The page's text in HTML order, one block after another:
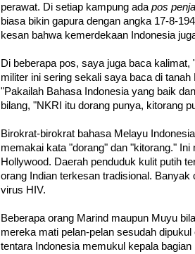
perawat. Di setiap kampung ada pos
biasa bikin gapura dengan angka 17-8-
kesan bahwa kemerdekaan Indonesia
Di beberapa pos, saya juga baca
militer ini sering sekali saya baca di
"Pakailah Bahasa Indonesia yang baik
bilang, "NKRI itu dorang punya, kitorang
Birokrat-birokrat bahasa Melayu
memakai kata "dorang" dan "kitorang."
Hollywood. Daerah penduduk kulit putih
orang Indian terkesan tradisional.
virus HIV.
Beberapa orang Marind maupun Muyu
mereka mati pelan-pelan sesudah
tentara Indonesia memukul kepala bagian